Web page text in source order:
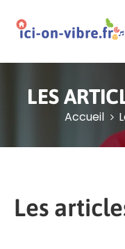
Évènement
LES
Accueil
Les